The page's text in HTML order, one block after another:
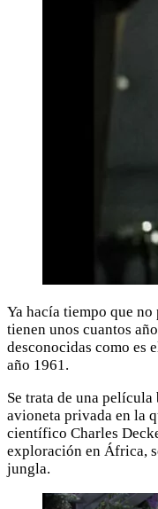
Ya hacía tiempo que
tienen unos cuantos
desconocidas como es
año 1961.
Se trata de una
avioneta privada en la
científico Charles
exploración en África,
jungla.